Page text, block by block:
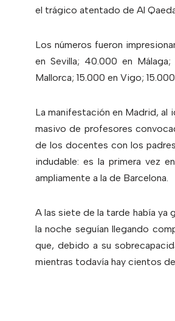
el trágico atentado de Al
Los números fueron
en Sevilla; 40.000 en
Mallorca; 15.000 en Vigo;
La manifestación en Madrid, al
masivo de profesores
de los docentes con los
indudable: es la primera vez
ampliamente a la de Barcelona.
A las siete de la tarde había ya
la noche seguían llegando
que, debido a su
mientras todavía hay cientos